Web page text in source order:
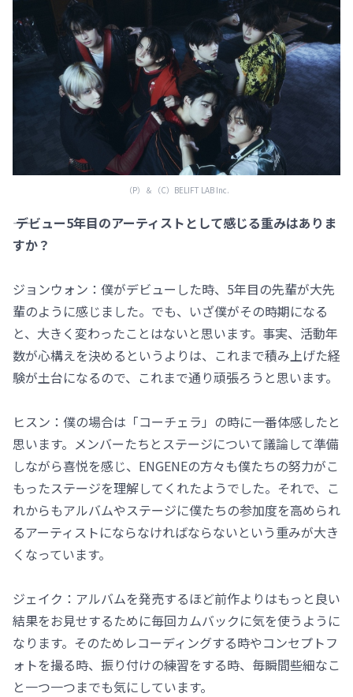
（P）＆（C）BELIFT LAB Inc.
―― デビュー5年目のアーティストとして感じる重みはありま
すか？
ジョンウォン：僕がデビューした時、5年目の先輩が大先
輩のように感じました。でも、いざ僕がその時期になる
と、大きく変わったことはないと思います。事実、活動年
数が心構えを決めるというよりは、これまで積み上げた経
験が土台になるので、これまで通り頑張ろうと思います。
ヒスン：僕の場合は「コーチェラ」の時に一番体感したと
思います。メンバーたちとステージについて議論して準備
しながら喜悦を感じ、ENGENEの方々も僕たちの努力がこ
もったステージを理解してくれたようでした。それで、こ
れからもアルバムやステージに僕たちの参加度を高められ
るアーティストにならなければならないという重みが大き
くなっています。
ジェイク：アルバムを発売するほど前作よりはもっと良い
結果をお見せするために毎回カムバックに気を使うように
なります。そのためレコーディングする時やコンセプトフ
ォトを撮る時、振り付けの練習をする時、毎瞬間些細なこ
と一つ一つまでも気にしています。